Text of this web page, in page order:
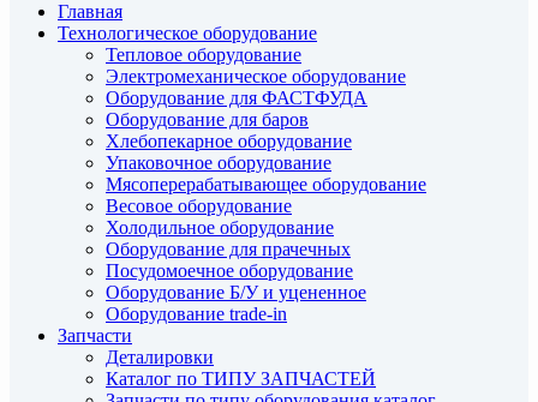
Главная
Технологическое оборудование
Тепловое оборудование
Электромеханическое оборудование
Оборудование для ФАСТФУДА
Оборудование для баров
Хлебопекарное оборудование
Упаковочное оборудование
Мясоперерабатывающее оборудование
Весовое оборудование
Холодильное оборудование
Оборудование для прачечных
Посудомоечное оборудование
Оборудование Б/У и уцененное
Оборудование trade-in
Запчасти
Деталировки
Каталог по ТИПУ ЗАПЧАСТЕЙ